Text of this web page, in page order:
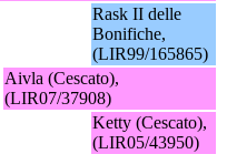
Rask II delle
Bonifiche,
(LIR99/165865)
Aivla (Cescato),
(LIR07/37908)
Ketty (Cescato),
(LIR05/43950)